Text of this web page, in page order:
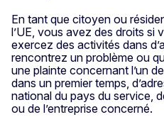
En tant que citoyen ou
l’UE, vous avez des droits si
exercez des activités dans
rencontrez un problème ou
une plainte concernant l’un
dans un premier temps,
national du pays du service,
ou de l’entreprise concerné.